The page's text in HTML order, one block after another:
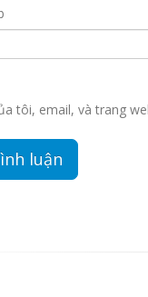
tôi, email, và trang